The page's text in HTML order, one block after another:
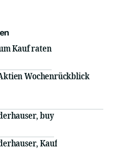
Kauf raten
Wochenrückblick
buy
Kauf